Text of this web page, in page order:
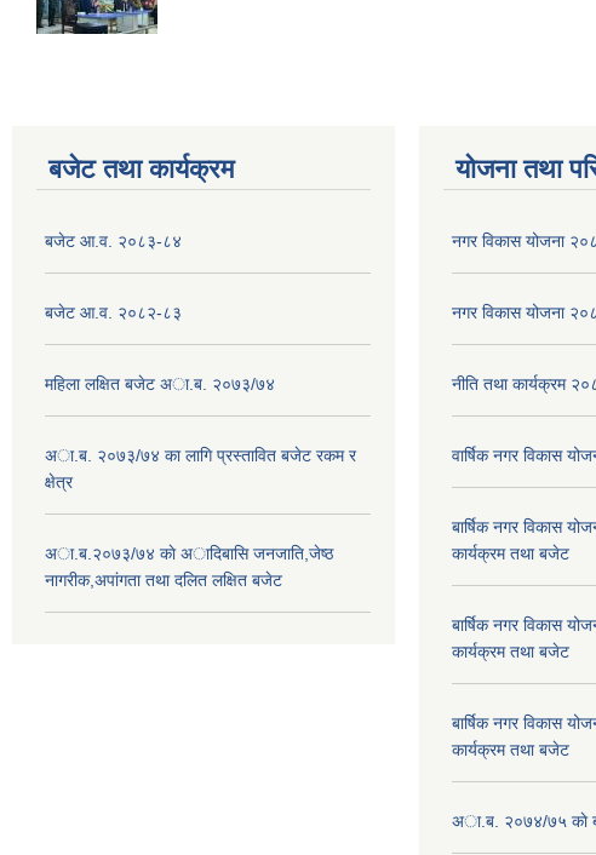
बजेट तथा कार्यक्रम
बजेट आ.व. २०८३-८४
बजेट आ.व. २०८२-८३
महिला लक्षित बजेट अा.ब. २०७३/७४
अा.ब. २०७३/७४ का लागि प्रस्तावित बजेट रकम र
क्षेत्र
अा.ब.२०७३/७४ काे अादिबासि जनजाति,जेष्ठ
नागरीक,अपांगता तथा दलित लक्षित बजेट
योजना तथा
नगर विकास योजना
नगर विकास योजना
नीति तथा कार्यक्रम
वार्षिक नगर विकास
बार्षिक नगर विकास
कार्यक्रम तथा बजेट
बार्षिक नगर विकास
कार्यक्रम तथा बजेट
बार्षिक नगर विकास
कार्यक्रम तथा बजेट
अा.ब. २०७४/७५ काे